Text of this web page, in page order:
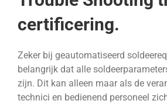
certificering.
Zeker bij geautomatiseerd
belangrijk dat alle
zijn. Dit kan alleen maar als de
technici en bedienend personeel